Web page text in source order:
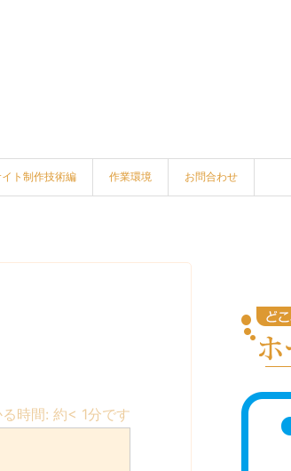
ト制作技術編 作業環境 お問合わせ
時間: 約< 1分です